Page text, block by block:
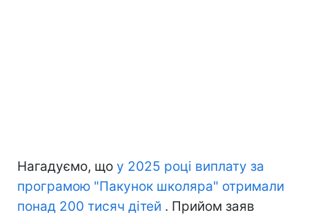
Нагадуємо, що у 2025 році виплату за
програмою "Пакунок школяра" отримали
понад 200 тисяч дітей . Прийом заяв